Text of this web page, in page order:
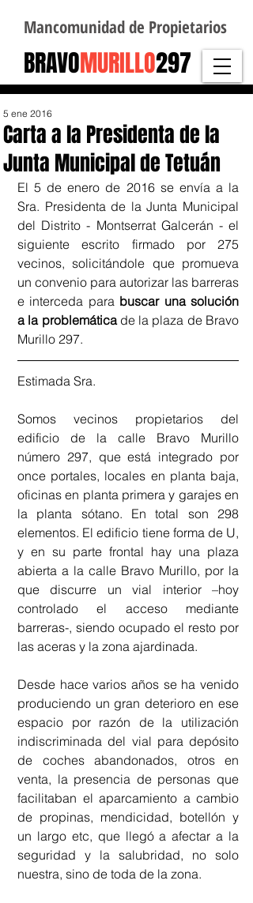
BRAVOMURILLO297
Mancomunidad de Propietarios
Carta a la Presidenta de la
Junta Municipal de Tetuán
5 ene 2016
El 5 de enero de 2016 se envía a la
Sra. Presidenta de la Junta Municipal
del Distrito - Montserrat Galcerán - el
siguiente escrito firmado por 275
vecinos, solicitándole que promueva
un convenio para autorizar las barreras
e interceda para buscar una solución
a la problemática de la plaza de Bravo
Murillo 297.
Estimada Sra.
Somos vecinos propietarios del
edificio de la calle Bravo Murillo
número 297, que está integrado por
once portales, locales en planta baja,
oficinas en planta primera y garajes en
la planta sótano. En total son 298
elementos. El edificio tiene forma de U,
y en su parte frontal hay una plaza
abierta a la calle Bravo Murillo, por la
que discurre un vial interior –hoy
controlado el acceso mediante
barreras-, siendo ocupado el resto por
las aceras y la zona ajardinada.
Desde hace varios años se ha venido
produciendo un gran deterioro en ese
espacio por razón de la utilización
indiscriminada del vial para depósito
de coches abandonados, otros en
venta, la presencia de personas que
facilitaban el aparcamiento a cambio
de propinas, mendicidad, botellón y
un largo etc, que llegó a afectar a la
seguridad y la salubridad, no solo
nuestra, sino de toda de la zona.